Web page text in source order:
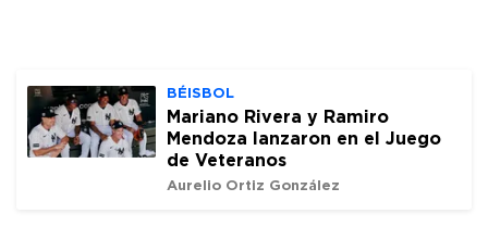
BÉISBOL
Mariano Rivera y Ramiro
Mendoza lanzaron en el Juego
de Veteranos
Aurelio Ortiz González